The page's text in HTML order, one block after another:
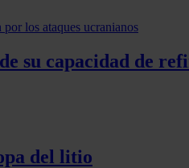
su capacidad de
del litio